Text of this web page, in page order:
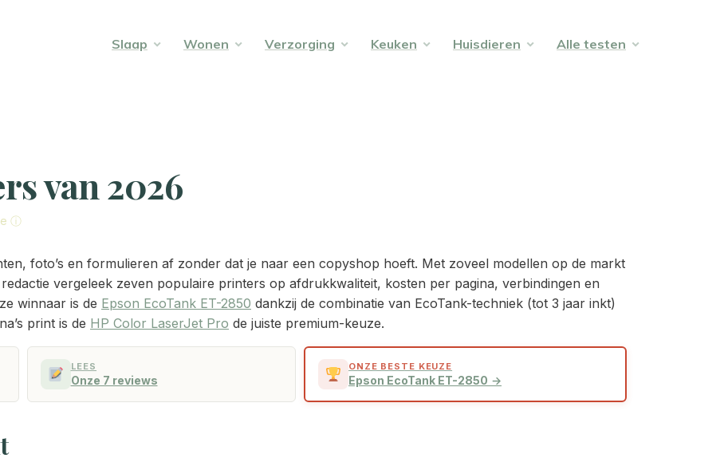
Slaap Wonen Verzorging Keuken Huisdieren Alle testen
van 2026
ⓘ
foto’s en formulieren af zonder dat je naar een copyshop hoeft. Met zoveel modellen op de markt
vergeleek zeven populaire printers op afdrukkwaliteit, kosten per pagina, verbindingen en
winnaar is de Epson EcoTank ET-2850 dankzij de combinatie van EcoTank-techniek (tot 3 jaar inkt)
print is de HP Color LaserJet Pro de juiste premium-keuze.
LEES
Onze 7 reviews
ONZE BESTE KEUZE
Epson EcoTank ET-2850